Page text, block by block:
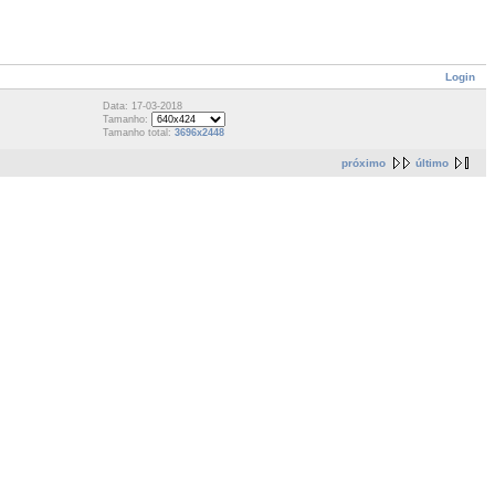
Login
Data: 17-03-2018
Tamanho:
Tamanho total: 3696x2448
próximo último